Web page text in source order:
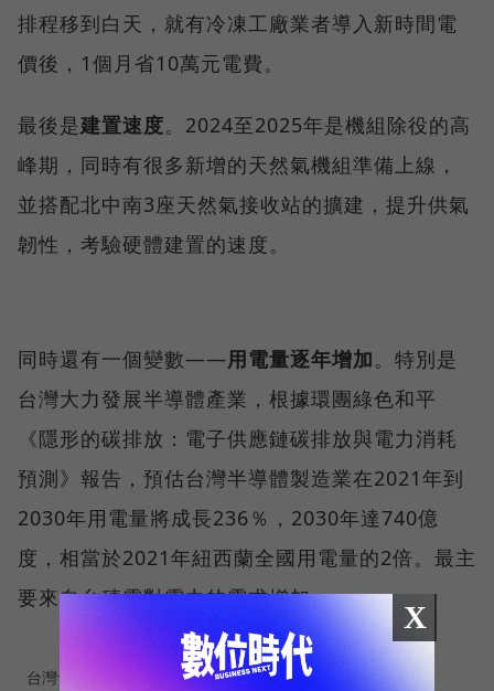
排程移到白天，就有冷凍工廠業者導入新時間電
價後，1個月省10萬元電費。
最後是建置速度。2024至2025年是機組除役的高
峰期，同時有很多新增的天然氣機組準備上線，
並搭配北中南3座天然氣接收站的擴建，提升供氣
韌性，考驗硬體建置的速度。
同時還有一個變數——用電量逐年增加。特別是
台灣大力發展半導體產業，根據環團綠色和平
《隱形的碳排放：電子供應鏈碳排放與電力消耗
預測》報告，預估台灣半導體製造業在2021年到
2030年用電量將成長236％，2030年達740億
度，相當於2021年紐西蘭全國用電量的2倍。最主
要來自台積電對電力的需求增加。
台灣會缺電？2圖看懂電力供需趨勢
X